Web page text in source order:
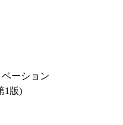
ーション
1版)